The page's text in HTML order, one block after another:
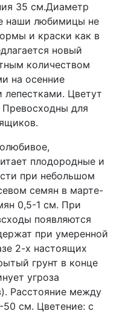
35 см.Диаметр
наши любимицы не
и краски как в
новый
количеством
на осенние
Цветут
для
плодородные и
при небольшом
семян в марте-
0,5-1 см. При
появляются
при умеренной
2-х настоящих
грунт в конце
угроза
Расстояние между
см. Цветение: с